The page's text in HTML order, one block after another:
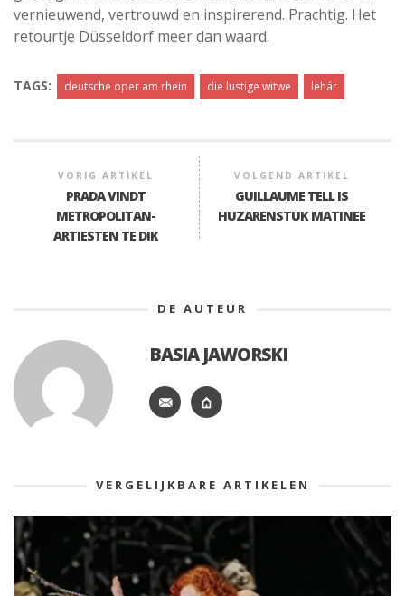
vernieuwend, vertrouwd en inspirerend. Prachtig. Het
retourtje Düsseldorf meer dan waard.
TAGS: deutsche oper am rhein die lustige witwe lehár
VORIG ARTIKEL
PRADA VINDT
METROPOLITAN-
ARTIESTEN TE DIK
VOLGEND ARTIKEL
GUILLAUME TELL IS
HUZARENSTUK MATINEE
DE AUTEUR
BASIA JAWORSKI
VERGELIJKBARE ARTIKELEN